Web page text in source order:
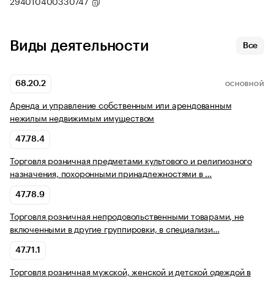
Виды деятельности Все
68.20.2 ОСНОВНОЙ
Аренда и управление собственным или арендованным
нежилым недвижимым имуществом
47.78.4
Торговля розничная предметами культового и религиозного
назначения, похоронными принадлежностями в …
47.78.9
Торговля розничная непродовольственными товарами, не
включенными в другие группировки, в специализи…
47.71.1
Торговля розничная мужской, женской и детской одеждой в